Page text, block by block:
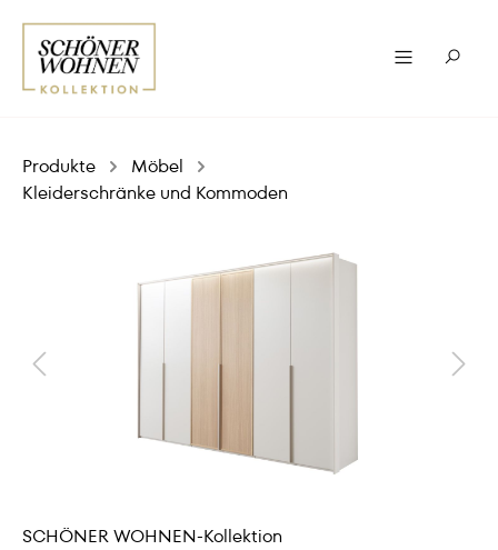
Produkte
Möbel
Kleiderschränke und Kommoden
SCHÖNER WOHNEN-Kollektion